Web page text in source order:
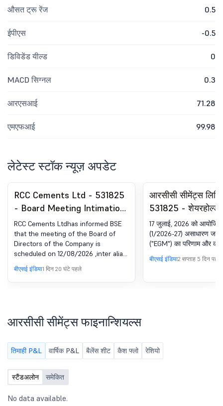
औसत ट्रू रेंज 0.5
ईपीएस -0.5
डिविडेंड यील्ड 0
MACD सिग्नल 0.3
आरएसआई 71.28
एमएफआई 99.98
लेटेस्ट स्टॉक न्यूज़ अपडेट
RCC Cements Ltd - 531825
- Board Meeting Intimation
for Considering And
Approving The Un-Audited
Financial Results Of The
Company For The Quarter
Ended On June 30, 2026.
RCC Cements Ltdhas informed BSE
that the meeting of the Board of
Directors of the Company is
scheduled on 12/08/2026 ,inter alia,
to consider and approve the Un-
Audited Financial Results of the
Company for the quarter ended on
बीएसई इंडिया1 दिन 20 घंटे पहले
आरसीसी सीमेंट्स
531825 - शेयरहोल्डर
पोस्टल बैलट- EGM
17 जुलाई, 2026 को
(1/2026-27) असाधारण
("EGM") का परिणाम और
बीएसई इंडिया2 सप्ताह 5 दिन पहले
आरसीसी सीमेंट्स फाइनान्शियल्स
तिमाही P&L वार्षिक P&L बैलेंस शीट कैश फ्लो रेशियो
स्टैंडअलोन समेकित
No data available.